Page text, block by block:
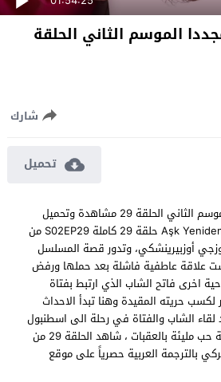
الموسم الثاني الحلقة
شارك
تحميل
مسلسل العشق مجددا الموسم الثاني الحلقة 29 مشاهدة وتحميل
مسلسل “العشق مجددا” Aşk Yeniden حلقة 29 كاملة S02EP29 من
أوزبيرينشكي، وتدور قصة المسلسل
علاقة عاطفية فاشلة بعد حملها ورفض
اخرى فاتح الشاب الذي ارتبط بفتاة
لكسب حريته المقيدة وهنا تبدأ الاحداث
لقاء الشاب والفتاة في رحلة الى اسطنبول
بالصدفة وتدور بينهم قصة حب مليئة بالعقبات ، شاهد الحلقة 29 من
بالترجمة العربية حصرياً على موقع